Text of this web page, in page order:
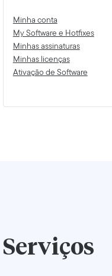
Minha conta
My Software e Hotfixes
Minhas assinaturas
Minhas licenças
Ativação de Software
Serviços